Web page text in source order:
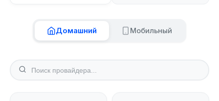
Домашний Мобильный